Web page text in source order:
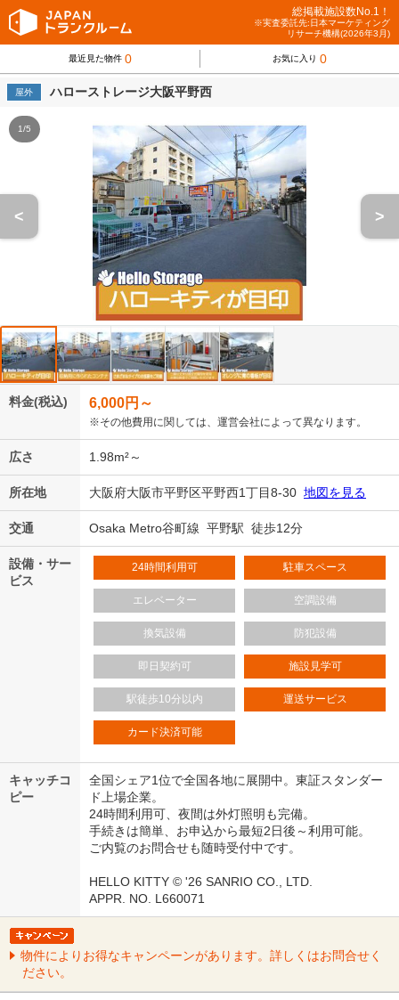
総掲載施設数No.1！
※実査委託先:日本マーケティング
リサーチ機構(2026年3月)
最近見た物件 0 お気に入り 0
屋外 ハローストレージ大阪平野西
1/5
< >
料金(税込) 6,000円～
※その他費用に関しては、運営会社によって異なります。
広さ 1.98m²～
所在地 大阪府大阪市平野区平野西1丁目8-30 地図を見る
交通 Osaka Metro谷町線 平野駅 徒歩12分
設備・サー
ビス
24時間利用可 駐車スペース
エレベーター 空調設備
換気設備 防犯設備
即日契約可 施設見学可
駅徒歩10分以内 運送サービス
カード決済可能
キャッチコ
ピー
全国シェア1位で全国各地に展開中。東証スタンダー
ド上場企業。
24時間利用可、夜間は外灯照明も完備。
手続きは簡単、お申込から最短2日後～利用可能。
ご内覧のお問合せも随時受付中です。
HELLO KITTY © '26 SANRIO CO., LTD.
APPR. NO. L660071
物件によりお得なキャンペーンがあります。詳しくはお問合せく
ださい。